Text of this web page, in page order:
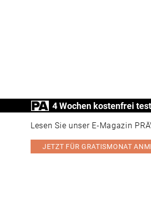
4 Wochen kostenfrei
Lesen Sie unser E-Magazin
JETZT FÜR GRATISMONAT